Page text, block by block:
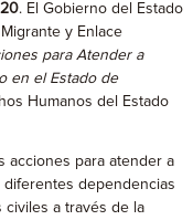
. El Gobierno del Estado
y Enlace
para Atender a
en el Estado de
Humanos del Estado
acciones para atender a
diferentes dependencias
civiles a través de la